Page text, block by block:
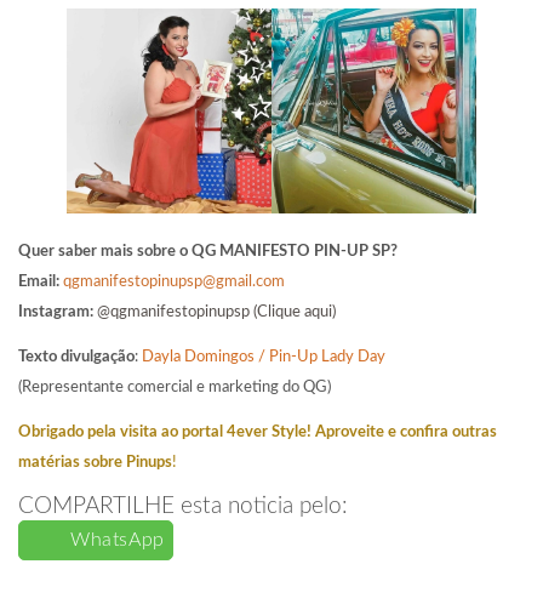
Quer saber mais sobre o QG MANIFESTO PIN-UP SP?
Email: qgmanifestopinupsp@gmail.com
Instagram: @qgmanifestopinupsp (Clique aqui)
Texto divulgação: Dayla Domingos / Pin-Up Lady Day
(Representante comercial e marketing do QG)
Obrigado pela visita ao portal 4ever Style! Aproveite e confira outras
matérias sobre Pinups!
COMPARTILHE esta noticia pelo:
WhatsApp